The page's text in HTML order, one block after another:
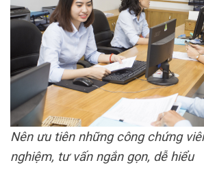
Nên ưu tiên những công chứng
nghiệm, tư vấn ngắn gọn, dễ hiểu